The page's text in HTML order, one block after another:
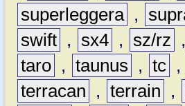
superleggera ,
swift , sx4 , sz/rz ,
taro , taunus , tc ,
terracan
, terrain ,